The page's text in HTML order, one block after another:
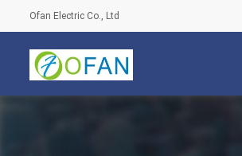
Ofan Electric Co., Ltd